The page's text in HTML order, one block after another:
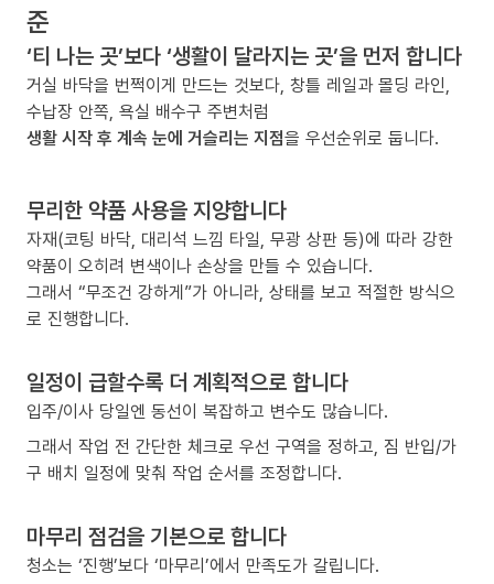
준
‘티 나는 곳’보다 ‘생활이 달라지는 곳’을 먼저 합니다
거실 바닥을 번쩍이게 만드는 것보다, 창틀 레일과 몰딩 라인,
수납장 안쪽, 욕실 배수구 주변처럼
생활 시작 후 계속 눈에 거슬리는 지점을 우선순위로 둡니다.
무리한 약품 사용을 지양합니다
자재(코팅 바닥, 대리석 느낌 타일, 무광 상판 등)에 따라 강한
약품이 오히려 변색이나 손상을 만들 수 있습니다.
그래서 “무조건 강하게”가 아니라, 상태를 보고 적절한 방식으
로 진행합니다.
일정이 급할수록 더 계획적으로 합니다
입주/이사 당일엔 동선이 복잡하고 변수도 많습니다.
그래서 작업 전 간단한 체크로 우선 구역을 정하고, 짐 반입/가
구 배치 일정에 맞춰 작업 순서를 조정합니다.
마무리 점검을 기본으로 합니다
청소는 ‘진행’보다 ‘마무리’에서 만족도가 갈립니다.